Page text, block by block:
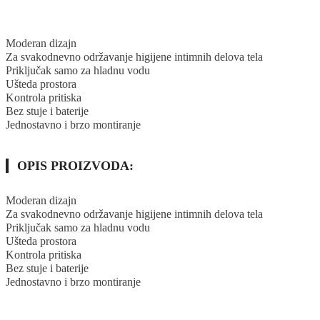
Moderan dizajn
Za svakodnevno održavanje higijene intimnih delova tela
Priključak samo za hladnu vodu
Ušteda prostora
Kontrola pritiska
Bez stuje i baterije
Jednostavno i brzo montiranje
OPIS PROIZVODA:
Moderan dizajn
Za svakodnevno održavanje higijene intimnih delova tela
Priključak samo za hladnu vodu
Ušteda prostora
Kontrola pritiska
Bez stuje i baterije
Jednostavno i brzo montiranje